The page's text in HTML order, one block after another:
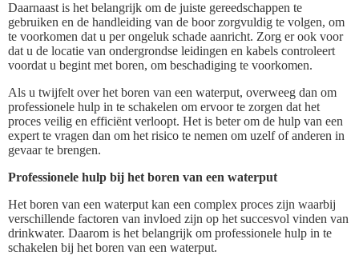
Daarnaast is het belangrijk om de juiste gereedschappen te
gebruiken en de handleiding van de boor zorgvuldig te volgen, om
te voorkomen dat u per ongeluk schade aanricht. Zorg er ook voor
dat u de locatie van ondergrondse leidingen en kabels controleert
voordat u begint met boren, om beschadiging te voorkomen.
Als u twijfelt over het boren van een waterput, overweeg dan om
professionele hulp in te schakelen om ervoor te zorgen dat het
proces veilig en efficiënt verloopt. Het is beter om de hulp van een
expert te vragen dan om het risico te nemen om uzelf of anderen in
gevaar te brengen.
Professionele hulp bij het boren van een waterput
Het boren van een waterput kan een complex proces zijn waarbij
verschillende factoren van invloed zijn op het succesvol vinden van
drinkwater. Daarom is het belangrijk om professionele hulp in te
schakelen bij het boren van een waterput.